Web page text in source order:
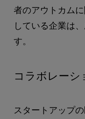
者のアウトカム
している企業は
す。
コラボレー
スタートアップ